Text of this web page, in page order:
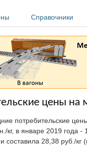
Справочники
цены на
потребительские
кг, в январе 2019 года
составила 28,38 руб./